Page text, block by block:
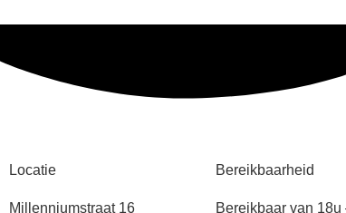
Locatie
Millenniumstraat 16
Bereikbaarheid
Bereikbaar van 18u